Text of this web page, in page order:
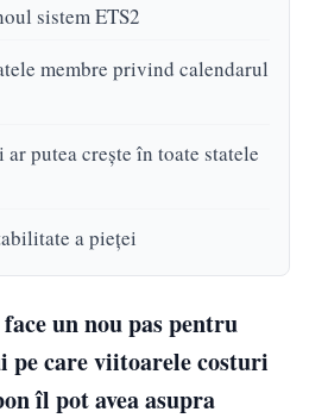
sistem ETS2
membre privind calendarul
putea crește în toate statele
a pieței
face un nou pas pentru
care viitoarele costuri
îl pot avea asupra